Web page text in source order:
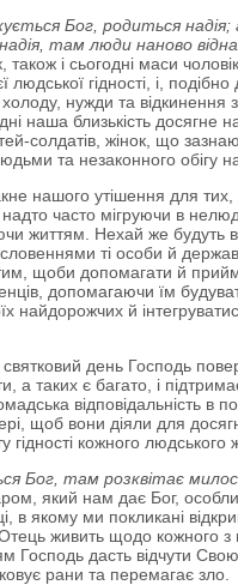
Бог, родиться надія;
там люди наново
також і сьогодні маси
людської гідності, і, подібно
нужди та відкинення
наша близькість досягне
солдатів, жінок, що
та незаконного обігу
нашого утішення для тих,
часто мігруючи в
життям. Нехай же будуть
ті особи й
щоби допомагати й
допомагаючи їм
найдорожчих й
день Господь
а таких є багато, і
відповідальність в
щоб вони діяли для
гідності кожного людського
Бог, там розквітає
який нам дає Бог,
в якому ми покликані
живить щодо кожного з
Господь дасть відчути
рани та перемагає зло.